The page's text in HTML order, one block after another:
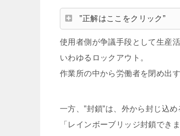
”正解はここをクリック”
使用者側が争議手段として生産
いわゆるロックアウト。
作業所の中から労働者を閉め出す
一方、”封鎖”は、外から封じ込め
「レインボーブリッジ封鎖でき